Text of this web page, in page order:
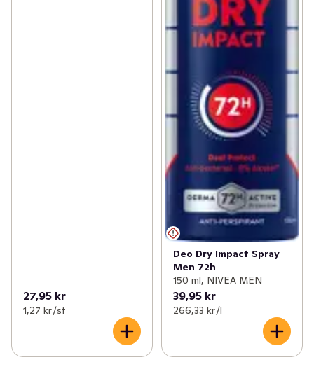
27,95 kr
1,27 kr /st
Deo Dry Impact Spray
Men 72h
150 ml, NIVEA MEN
39,95 kr
266,33 kr /l